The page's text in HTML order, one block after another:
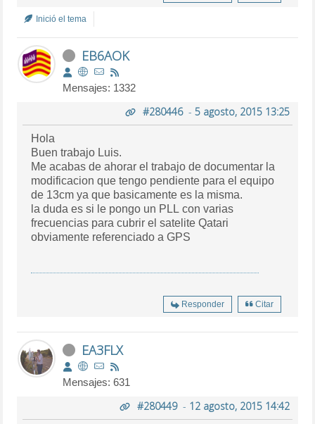
Inició el tema
EB6AOK
Mensajes: 1332
#280446- 5 agosto, 2015 13:25
Hola
Buen trabajo Luis.
Me acabas de ahorar el trabajo de documentar la
modificacion que tengo pendiente para el equipo
de 13cm ya que basicamente es la misma.
la duda es si le pongo un PLL con varias
frecuencias para cubrir el satelite Qatari
obviamente referenciado a GPS
Responder Citar
EA3FLX
Mensajes: 631
#280449- 12 agosto, 2015 14:42